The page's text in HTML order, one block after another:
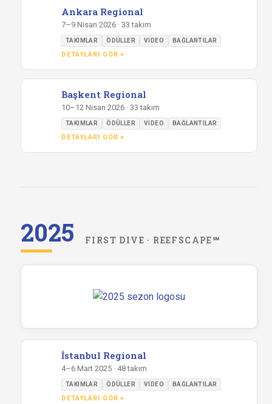
Ankara Regional
7–9 Nisan 2026 · 33 takım
TAKIMLAR ÖDÜLLER VIDEO BAĞLANTILAR
DETAYLARI GÖR +
Başkent Regional
10–12 Nisan 2026 · 33 takım
TAKIMLAR ÖDÜLLER VIDEO BAĞLANTILAR
DETAYLARI GÖR +
2025 FIRST DIVE · REEFSCAPE℠
İstanbul Regional
4–6 Mart 2025 · 48 takım
TAKIMLAR ÖDÜLLER VIDEO BAĞLANTILAR
DETAYLARI GÖR +